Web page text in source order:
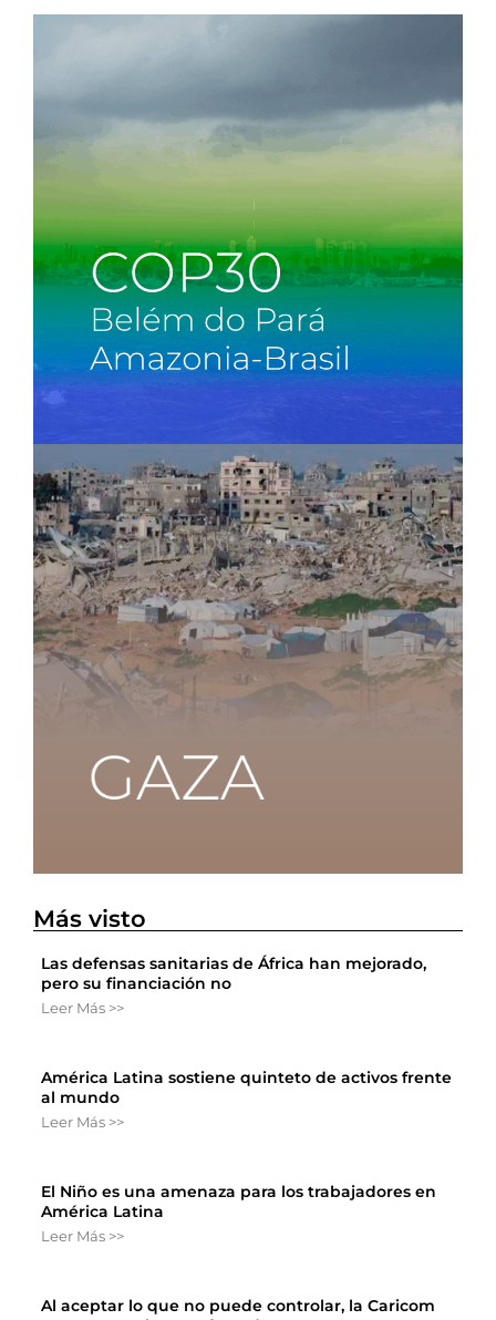
Más visto
Las defensas sanitarias de África han mejorado,
pero su financiación no
Leer Más >>
América Latina sostiene quinteto de activos frente
al mundo
Leer Más >>
El Niño es una amenaza para los trabajadores en
América Latina
Leer Más >>
Al aceptar lo que no puede controlar, la Caricom